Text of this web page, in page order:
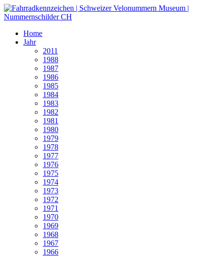
Home
Jahr
2011
1988
1987
1986
1985
1984
1983
1982
1981
1980
1979
1978
1977
1976
1975
1974
1973
1972
1971
1970
1969
1968
1967
1966